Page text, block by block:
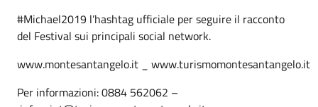
#Michael2019 l’hashtag ufficiale per seguire il racconto
del Festival sui principali social network.
www.montesantangelo.it _ www.turismomontesantangelo.it
Per informazioni: 0884 562062 –